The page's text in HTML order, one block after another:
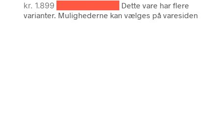
kr. 1.899
Dette vare har flere
varianter. Mulighederne kan vælges på varesiden